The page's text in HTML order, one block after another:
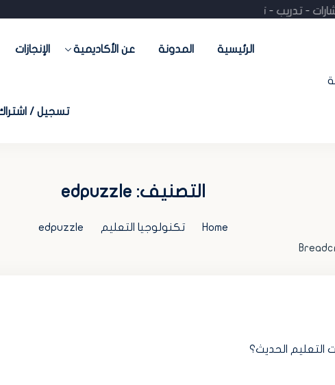
- تدريب - تسويق- منصات جاهزة) احجز استشارتك المجانية
الرئيسية المدونة عن الأكاديمية الإنجازات
تسجيل /
التصنيف: edpuzzle
Home تكنولوجيا التعليم edpuzzle